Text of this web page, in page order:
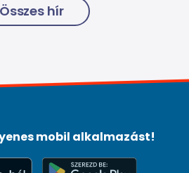
Összes hír
mobil alkalmazást!